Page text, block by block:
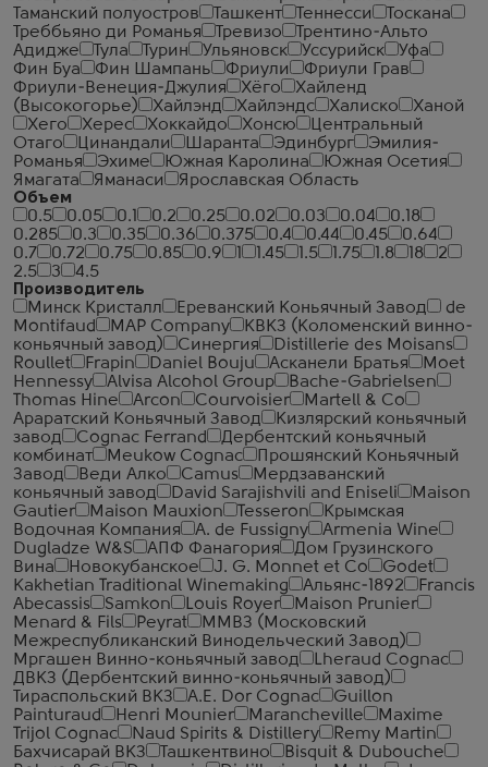
Таманский полуостров
Ташкент Теннесси
Тоскана
Треббьяно ди Романья
Тревизо
Трентино-Альто
Адидже
Тула Турин Ульяновск Уссурийск
Уфа
Фин Буа
Фин Шампань Фриули
Фриули Грав
Фриули-Венеция-Джулия
Хёго
Хайленд
(Высокогорье)
Хайлэнд Хайлэндс Халиско
Ханой
Хего
Херес Хоккайдо Хонсю
Центральный
Отаго
Цинандали Шаранта Эдинбург
Эмилия-
Романья
Эхиме Южная Каролина
Южная Осетия
Ямагата
Яманаси
Ярославская Область
Объем
0.5
0.05 0.1 0.2 0.25 0.02 0.03 0.04
0.18
0.285
0.3 0.35 0.36 0.375 0.4 0.44 0.45
0.64
0.7
0.72 0.75 0.85 0.9 1.45 1.5 1.75 1.8 18
2
2.5
3
4.5
Производитель
Минск Кристалл
Ереванский Коньячный Завод
de
Montifaud
MAP Company
КВКЗ (Коломенский винно-
коньячный завод)
Синергия
Distillerie des Moisans
Roullet
Frapin Daniel Bouju Асканели Братья
Moet
Hennessy
Alvisa Alcohol Group
Bache-Gabrielsen
Thomas Hine
Arcon Courvoisier
Martell & Co
Араратский Коньячный Завод
Кизлярский коньячный
завод
Cognac Ferrand
Дербентский коньячный
комбинат
Meukow Cognac
Прошянский Коньячный
Завод
Веди Алко Camus
Мердзаванский
коньячный завод
David Sarajishvili and Eniseli
Maison
Gautier
Maison Mauxion Tesseron
Крымская
Водочная Компания
A. de Fussigny
Armenia Wine
Dugladze W&S
АПФ Фанагория
Дом Грузинского
Вина
Новокубанское J. G. Monnet et Co
Godet
Kakhetian Traditional Winemaking
Альянс-1892
Francis
Abecassis
Samkon Louis Royer
Maison Prunier
Menard & Fils
Peyrat
ММВЗ (Московский
Межреспубликанский Винодельческий Завод)
Мргашен Винно-коньячный завод
Lheraud Cognac
ДВКЗ (Дербентский винно-коньячный завод)
Тираспольский ВКЗ
A.E. Dor Cognac
Guillon
Painturaud
Henri Mounier Marancheville
Maxime
Trijol Cognac
Naud Spirits & Distillery
Remy Martin
Бахчисарай ВКЗ
Ташкентвино
Bisquit & Dubouche